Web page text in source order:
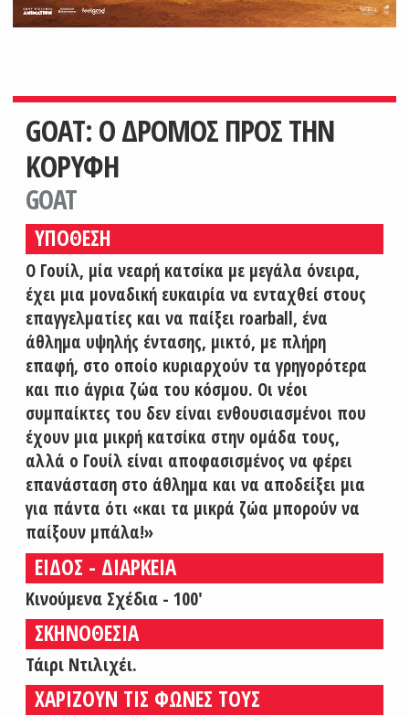
GOAT: Ο ΔΡΟΜΟΣ ΠΡΟΣ ΤΗΝ
ΚΟΡΥΦΗ
GOAT
ΥΠΟΘΕΣΗ
Ο Γουίλ, μία νεαρή κατσίκα με μεγάλα όνειρα,
έχει μια μοναδική ευκαιρία να ενταχθεί στους
επαγγελματίες και να παίξει roarball, ένα
άθλημα υψηλής έντασης, μικτό, με πλήρη
επαφή, στο οποίο κυριαρχούν τα γρηγορότερα
και πιο άγρια ζώα του κόσμου. Οι νέοι
συμπαίκτες του δεν είναι ενθουσιασμένοι που
έχουν μια μικρή κατσίκα στην ομάδα τους,
αλλά ο Γουίλ είναι αποφασισμένος να φέρει
επανάσταση στο άθλημα και να αποδείξει μια
για πάντα ότι «και τα μικρά ζώα μπορούν να
παίξουν μπάλα!»
ΕΙΔΟΣ - ΔΙΑΡΚΕΙΑ
Κινούμενα Σχέδια - 100'
ΣΚΗΝΟΘΕΣΙΑ
Τάιρι Ντιλιχέι.
ΧΑΡΙΖΟΥΝ ΤΙΣ ΦΩΝΕΣ ΤΟΥΣ